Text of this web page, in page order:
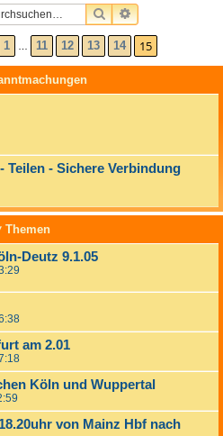
SUCHEERWEITERTE
15 VON 15
VORHERIGE
1 11 12 13 14 15
Teilen - Sichere Verbindung
Themen
Deutz 9.1.05
am 2.01
Köln und Wuppertal
von Mainz Hbf nach